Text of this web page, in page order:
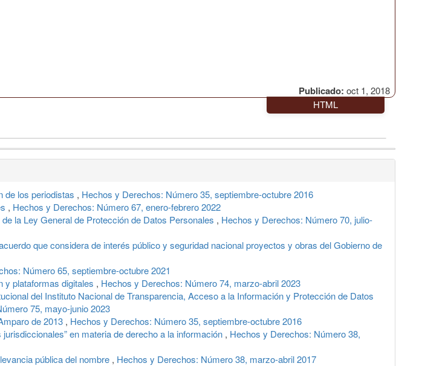
Publicado: oct 1, 2018
HTML
de los periodistas , Hechos y Derechos: Número 35, septiembre-octubre 2016
, Hechos y Derechos: Número 67, enero-febrero 2022
la Ley General de Protección de Datos Personales , Hechos y Derechos: Número 70, julio-
que considera de interés público y seguridad nacional proyectos y obras del Gobierno de
Número 65, septiembre-octubre 2021
y plataformas digitales , Hechos y Derechos: Número 74, marzo-abril 2023
del Instituto Nacional de Transparencia, Acceso a la Información y Protección de Datos
75, mayo-junio 2023
de 2013 , Hechos y Derechos: Número 35, septiembre-octubre 2016
en materia de derecho a la información , Hechos y Derechos: Número 38,
pública del nombre , Hechos y Derechos: Número 38, marzo-abril 2017